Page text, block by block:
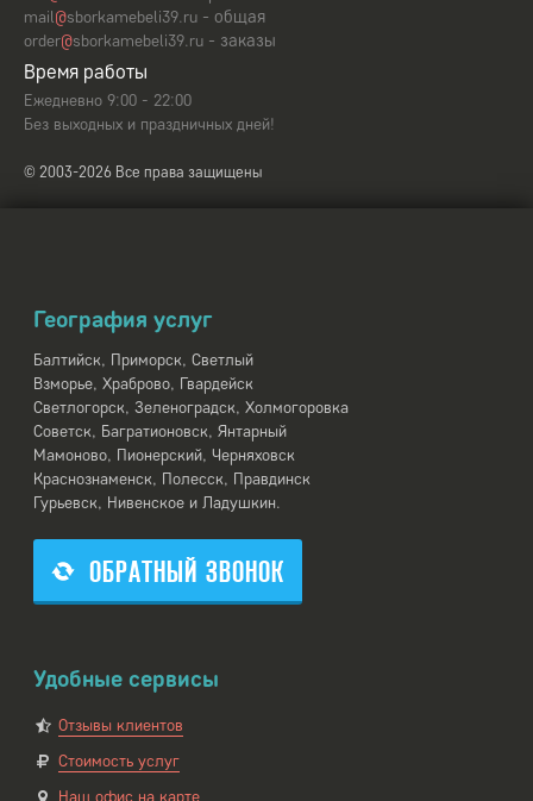
mail@sborkamebeli39.ru - общая
order@sborkamebeli39.ru - заказы
Время работы
Ежедневно 9:00 - 22:00
Без выходных и праздничных дней!
© 2003-2026 Все права защищены
География услуг
Балтийск, Приморск, Светлый
Взморье, Храброво, Гвардейск
Светлогорск, ​Зеленоградск, Холмогоровка
Советск, ​Багратионовск, Янтарный
Мамоново, ​Пионерский, Черняховск
Краснознаменск, ​Полесск, Правдинск
Гурьевск, Нивенское и Ладушкин.
ОБРАТНЫЙ ЗВОНОК
Удобные сервисы
Отзывы клиентов
Стоимость услуг
Наш офис на карте